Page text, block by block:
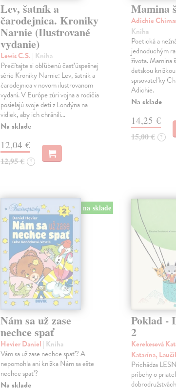
Lev, šatník a
čarodejnica. Kroniky
Narnie (Ilustrované
vydanie)
Lewis C.S. | Kniha
Prečítajte si obľúbenú časť úspešnej
série Kroniky Narnie: Lev, šatník a
čarodejnica v novom ilustrovanom
vydaní. V Európe zúri vojna a rodičia
posielajú svoje deti z Londýna na
vidiek, aby ich chránili…
Na sklade
12,04 €
12,95 € ?
Mamina
Adichie
Kniha
Poetická a
jednoduchým
života. Mamina
detskou
spisovateľky
Adichie.
Na sklade
14,25 €
15,00 € ?
na sklade
Nám sa už zase
nechce spať
Hevier Daniel | Kniha
Vám sa už zase nechce spať? A
nepomohla ani knižka Nám sa ešte
nechce spať?
Na sklade
Poklad -
2
Kerekesová
Katarína,
Prichádza
príbehy o